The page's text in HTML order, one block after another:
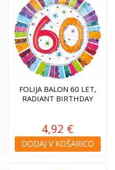
FOLIJA BALON 60 LET,
RADIANT BIRTHDAY
4,92 €
DODAJ V KOŠARICO